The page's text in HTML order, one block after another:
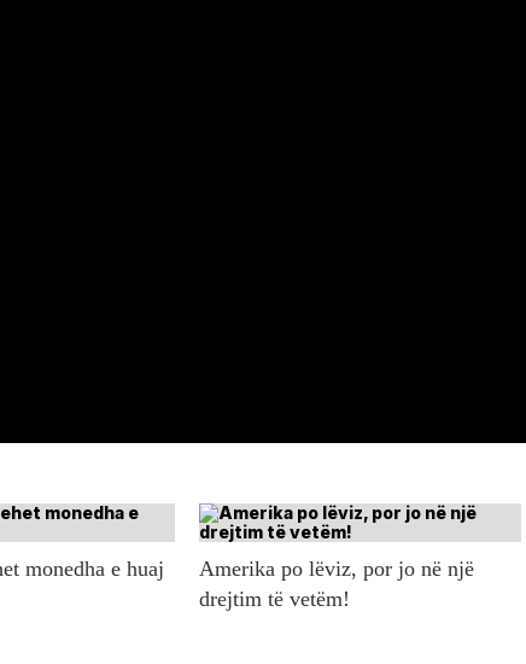
monedha e huaj
Amerika po lëviz, por jo në një
drejtim të vetëm!